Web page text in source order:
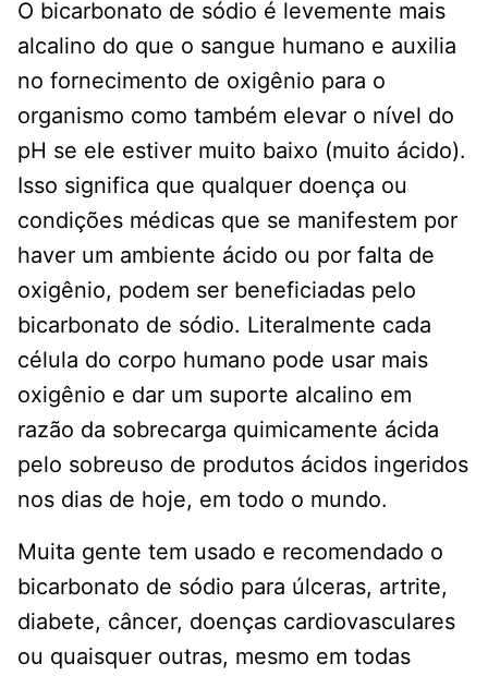
O bicarbonato de sódio é levemente mais
alcalino do que o sangue humano e auxilia
no fornecimento de oxigênio para o
organismo como também elevar o nível do
pH se ele estiver muito baixo (muito ácido).
Isso significa que qualquer doença ou
condições médicas que se manifestem por
haver um ambiente ácido ou por falta de
oxigênio, podem ser beneficiadas pelo
bicarbonato de sódio. Literalmente cada
célula do corpo humano pode usar mais
oxigênio e dar um suporte alcalino em
razão da sobrecarga quimicamente ácida
pelo sobreuso de produtos ácidos ingeridos
nos dias de hoje, em todo o mundo.
Muita gente tem usado e recomendado o
bicarbonato de sódio para úlceras, artrite,
diabete, câncer, doenças cardiovasculares
ou quaisquer outras, mesmo em todas